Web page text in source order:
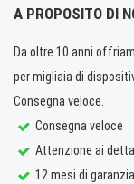
A PROPOSITO DI
Da oltre 10 anni
per migliaia di
Consegna veloce.
Consegna veloce
Attenzione ai
12 mesi di